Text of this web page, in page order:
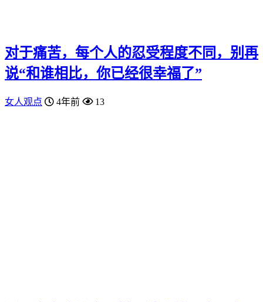
对于痛苦，每个人的忍受程度不同，别再
说“和谁相比，你已经很幸福了”
女人观点 4年前 13